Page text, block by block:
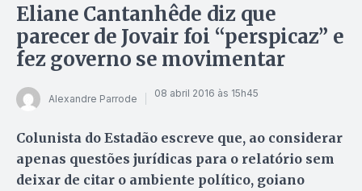
Eliane Cantanhêde diz que
parecer de Jovair foi “perspicaz” e
fez governo se movimentar
Alexandre Parrode 08 abril 2016 às 15h45
Colunista do Estadão escreve que, ao considerar
apenas questões jurídicas para o relatório sem
deixar de citar o ambiente político, goiano